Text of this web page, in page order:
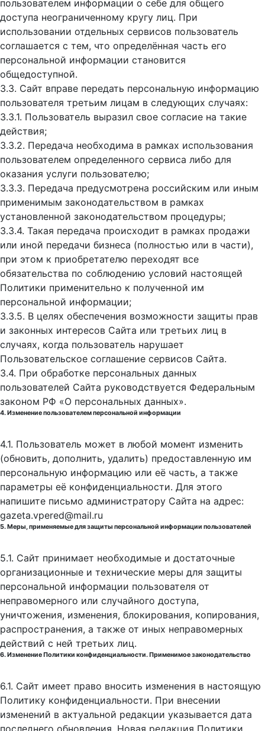
пользователем информации о себе для общего
доступа неограниченному кругу лиц. При
использовании отдельных сервисов пользователь
соглашается с тем, что определённая часть его
персональной информации становится
общедоступной.
3.3. Сайт вправе передать персональную информацию
пользователя третьим лицам в следующих случаях:
3.3.1. Пользователь выразил свое согласие на такие
действия;
3.3.2. Передача необходима в рамках использования
пользователем определенного сервиса либо для
оказания услуги пользователю;
3.3.3. Передача предусмотрена российским или иным
применимым законодательством в рамках
установленной законодательством процедуры;
3.3.4. Такая передача происходит в рамках продажи
или иной передачи бизнеса (полностью или в части),
при этом к приобретателю переходят все
обязательства по соблюдению условий настоящей
Политики применительно к полученной им
персональной информации;
3.3.5. В целях обеспечения возможности защиты прав
и законных интересов Сайта или третьих лиц в
случаях, когда пользователь нарушает
Пользовательское соглашение сервисов Сайта.
3.4. При обработке персональных данных
пользователей Сайта руководствуется Федеральным
законом РФ «О персональных данных».
4. Изменение пользователем персональной информации
4.1. Пользователь может в любой момент изменить
(обновить, дополнить, удалить) предоставленную им
персональную информацию или её часть, а также
параметры её конфиденциальности. Для этого
напишите письмо администратору Сайта на адрес:
gazeta.vpered@mail.ru
5. Меры, применяемые для защиты персональной информации пользователей
5.1. Сайт принимает необходимые и достаточные
организационные и технические меры для защиты
персональной информации пользователя от
неправомерного или случайного доступа,
уничтожения, изменения, блокирования, копирования,
распространения, а также от иных неправомерных
действий с ней третьих лиц.
6. Изменение Политики конфиденциальности. Применимое законодательство
6.1. Сайт имеет право вносить изменения в настоящую
Политику конфиденциальности. При внесении
изменений в актуальной редакции указывается дата